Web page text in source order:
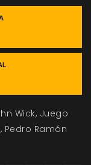
Wick Juego
Pedro Ramón